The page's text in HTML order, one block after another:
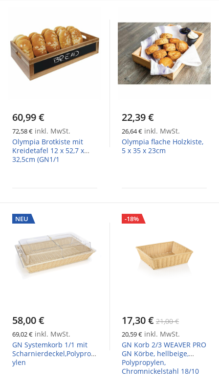
60,99 €
72,58 € inkl. MwSt.
Olympia Brotkiste mit
Kreidetafel 12 x 52,7 x
32,5cm (GN1/1
22,39 €
26,64 € inkl. MwSt.
Olympia flache Holzkiste,
5 x 35 x 23cm
NEU
58,00 €
69,02 € inkl. MwSt.
GN Systemkorb 1/1 mit
Scharnierdeckel,Polyprop
ylen
-18%
17,30 € 21,00 €
20,59 € inkl. MwSt.
GN Korb 2/3 WEAVER PRO
GN Körbe, hellbeige,
Polypropylen,
Chromnickelstahl 18/10